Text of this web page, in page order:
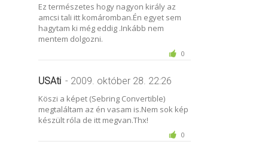
Ez természetes hogy nagyon király az
amcsi tali itt komáromban.Én egyet sem
hagytam ki még eddig .Inkább nem
mentem dolgozni.
0
USAti - 2009. október 28. 22:26
Köszi a képet (Sebring Convertible)
megtaláltam az én vasam is.Nem sok kép
készült róla de itt megvan.Thx!
0